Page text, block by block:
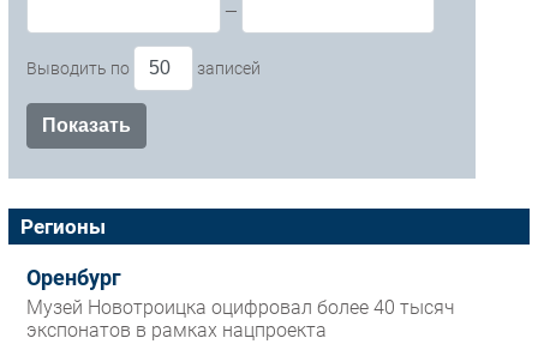
—
Выводить по записей
Регионы
Оренбург
Музей Новотроицка оцифровал более 40 тысяч
экспонатов в рамках нацпроекта